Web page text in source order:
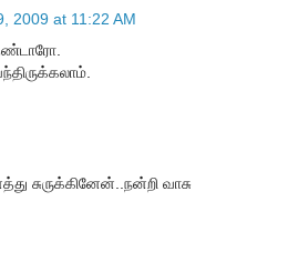
2009 at 11:22 AM
சுருக்கினேன்..நன்றி வாசு